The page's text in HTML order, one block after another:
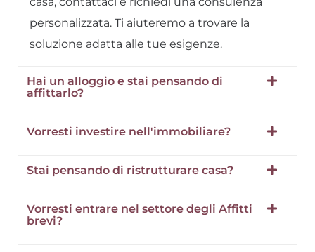
personalizzata. Ti aiuteremo a trovare la
soluzione adatta alle tue esigenze.
Hai un alloggio e stai pensando di
affittarlo?
Vorresti investire nell'immobiliare?
Stai pensando di ristrutturare casa?
Vorresti entrare nel settore degli Affitti
brevi?